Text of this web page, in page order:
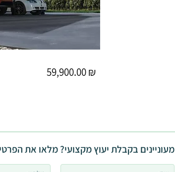
59,900.00 ₪
מעוניינים בקבלת יעוץ מקצועי? מלאו את